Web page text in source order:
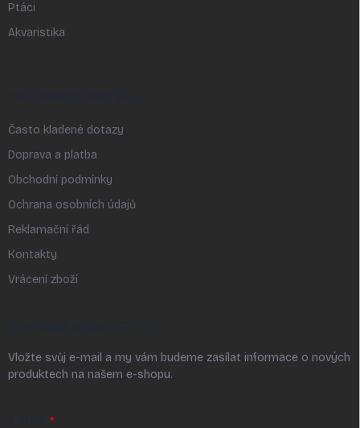
Ptáci
Akvaristika
Často kladené dotazy
Doprava a platba
Obchodní podmínky
Ochrana osobních údajů
Reklamační řád
Kontakty
Vrácení zboží
Vložte svůj e-mail a my vám budeme zasílat informace o nových
produktech na našem e-shopu.